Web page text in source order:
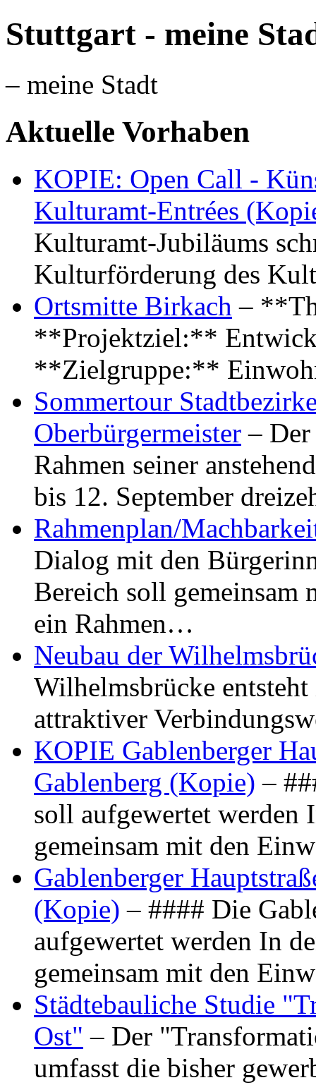
Stuttgart - meine
– meine Stadt
Aktuelle Vorhaben
KOPIE: Open Call -
Kulturamt-Entrées
Kulturamt-Jubiläums
Kulturförderung des
Ortsmitte Birkach –
**Projektziel:**
**Zielgruppe:**
Sommertour
Oberbürgermeister –
Rahmen seiner
bis 12. September
Rahmenplan/
Dialog mit den
Bereich soll gemeinsam
ein Rahmen…
Neubau der
Wilhelmsbrücke
attraktiver
KOPIE Gablenberger
Gablenberg (Kopie) –
soll aufgewertet werden
gemeinsam mit den
Gablenberger
(Kopie) – #### Die
aufgewertet werden In
gemeinsam mit den
Städtebauliche Studie
Ost" – Der
umfasst die bisher